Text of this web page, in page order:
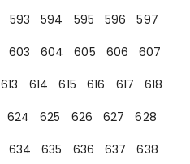
593 594 595 596
597
603 604 605 606
607
613 614 615 616 617
618
624 625 626 627
628
634 635 636 637
638